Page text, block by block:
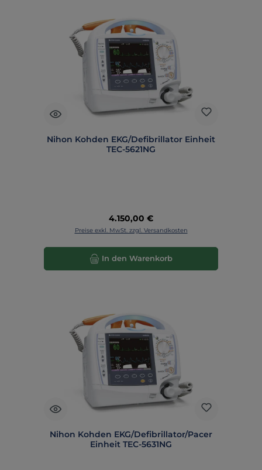
Nihon Kohden EKG/Defibrillator Einheit
TEC-5621NG
Regulärer Preis:
4.150,00 €
Preise exkl. MwSt. zzgl. Versandkosten
In den Warenkorb
Nihon Kohden EKG/Defibrillator/Pacer
Einheit TEC-5631NG